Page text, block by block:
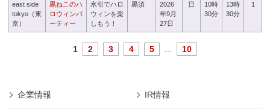
east side
tokyo（東
京）
黒ねこのハ
ロウィンパ
ーティー
水引でハロ
ウィンを楽
しもう！
黒須
2026
年9月
27日
日
10時
30分
13時
30分
1
1 2 3 4 5 10
企業情報 IR情報